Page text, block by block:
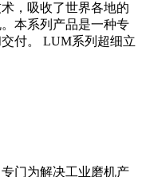
，吸收了世界各地的
本系列产品是一种专
付。 LUM系列超细立
门为解决工业磨机产